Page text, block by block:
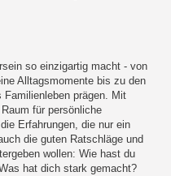
so einzigartig macht - von
Alltagsmomente bis zu den
Familienleben prägen. Mit
für persönliche
Erfahrungen, die nur ein
die guten Ratschläge und
wollen: Wie hast du
hat dich stark gemacht?